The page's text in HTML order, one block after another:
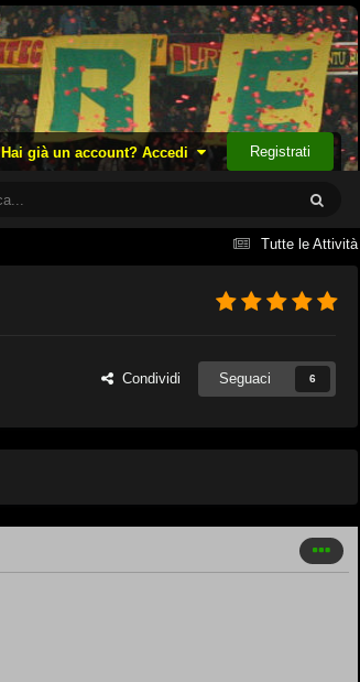
Hai già un account? Accedi Registrati
Tutte le Attività
Condividi Seguaci 6